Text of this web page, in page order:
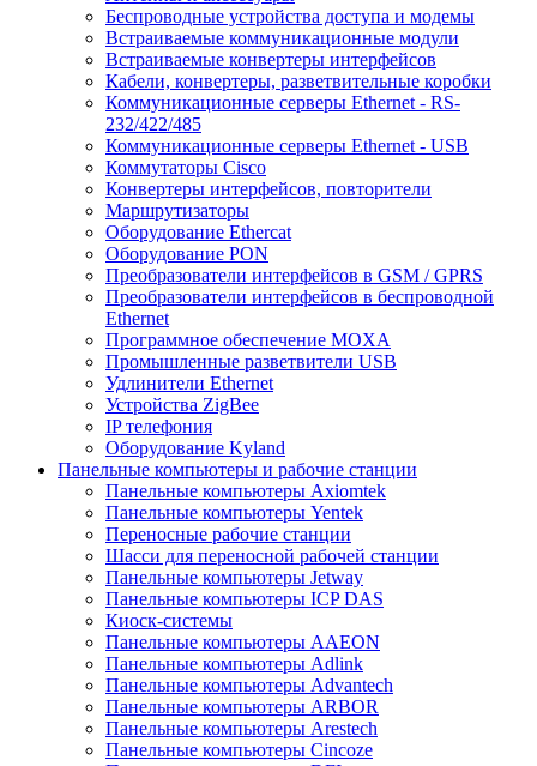
Беспроводные устройства доступа и модемы
Встраиваемые коммуникационные модули
Встраиваемые конвертеры интерфейсов
Кабели, конвертеры, разветвительные коробки
Коммуникационные серверы Ethernet - RS-
232/422/485
Коммуникационные серверы Ethernet - USB
Коммутаторы Cisco
Конвертеры интерфейсов, повторители
Маршрутизаторы
Оборудование Ethercat
Оборудование PON
Преобразователи интерфейсов в GSM / GPRS
Преобразователи интерфейсов в беспроводной
Ethernet
Программное обеспечение MOXA
Промышленные разветвители USB
Удлинители Ethernet
Устройства ZigBee
IP телефония
Оборудование Kyland
Панельные компьютеры и рабочие станции
Панельные компьютеры Axiomtek
Панельные компьютеры Yentek
Переносные рабочие станции
Шасси для переносной рабочей станции
Панельные компьютеры Jetway
Панельные компьютеры ICP DAS
Киоск-системы
Панельные компьютеры AAEON
Панельные компьютеры Adlink
Панельные компьютеры Advantech
Панельные компьютеры ARBOR
Панельные компьютеры Arestech
Панельные компьютеры Cincoze